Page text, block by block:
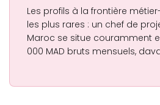
Les profils à la frontière
les plus rares : un chef de
Maroc se situe couramment
000 MAD bruts mensuels,